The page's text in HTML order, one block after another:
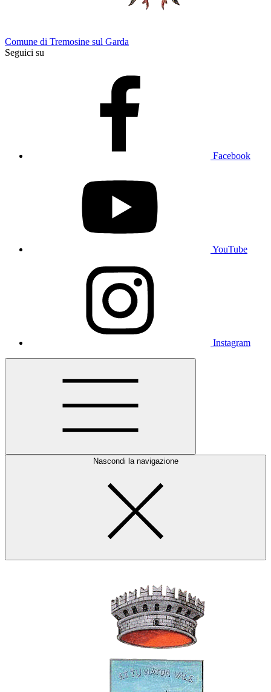
Comune di Tremosine sul Garda
Seguici su
Facebook
YouTube
Instagram
Nascondi la navigazione